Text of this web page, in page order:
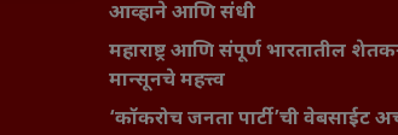
आव्हाने आणि संधी
महाराष्ट्र आणि संपूर्ण भारतातील
मान्सूनचे महत्त्व
‘कॉकरोच जनता पार्टी’ची वेबसाईट